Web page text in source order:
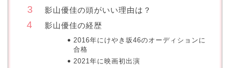
影山優佳の頭がいい理由は？
影山優佳の経歴
2016年にけやき坂46のオーディションに
合格
2021年に映画初出演